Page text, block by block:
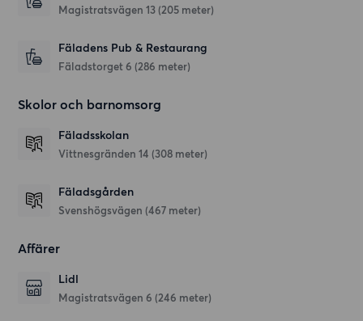
Magistratsvägen 13 (205 meter)
Fäladens Pub & Restaurang
Fäladstorget 6 (286 meter)
Skolor och barnomsorg
Fäladsskolan
Vittnesgränden 14 (308 meter)
Fäladsgården
Svenshögsvägen (467 meter)
Affärer
Lidl
Magistratsvägen 6 (246 meter)